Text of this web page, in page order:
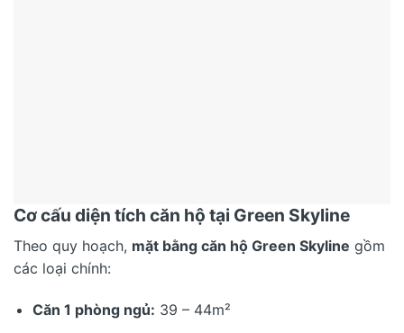
Cơ cấu diện tích căn hộ tại Green Skyline
Theo quy hoạch, mặt bằng căn hộ Green Skyline gồm
các loại chính:
Căn 1 phòng ngủ: 39 – 44m²